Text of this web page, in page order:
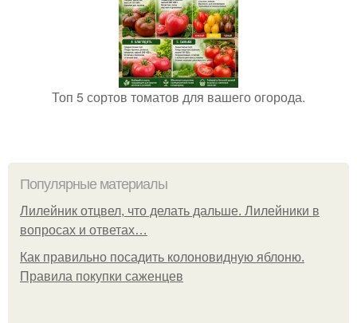
Топ 5 сортов томатов для вашего огорода.
Популярные материалы
Лилейник отцвел, что делать дальше. Лилейники в
вопросах и ответах…
Как правильно посадить колоновидную яблоню.
Правила покупки саженцев